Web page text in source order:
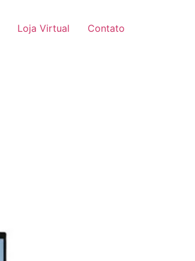
Loja Virtual Contato